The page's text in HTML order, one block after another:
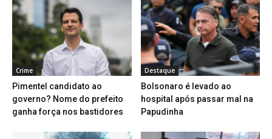
Crime
Pimentel candidato ao
governo? Nome do prefeito
ganha força nos bastidores
Destaque
Bolsonaro é levado ao
hospital após passar mal na
Papudinha